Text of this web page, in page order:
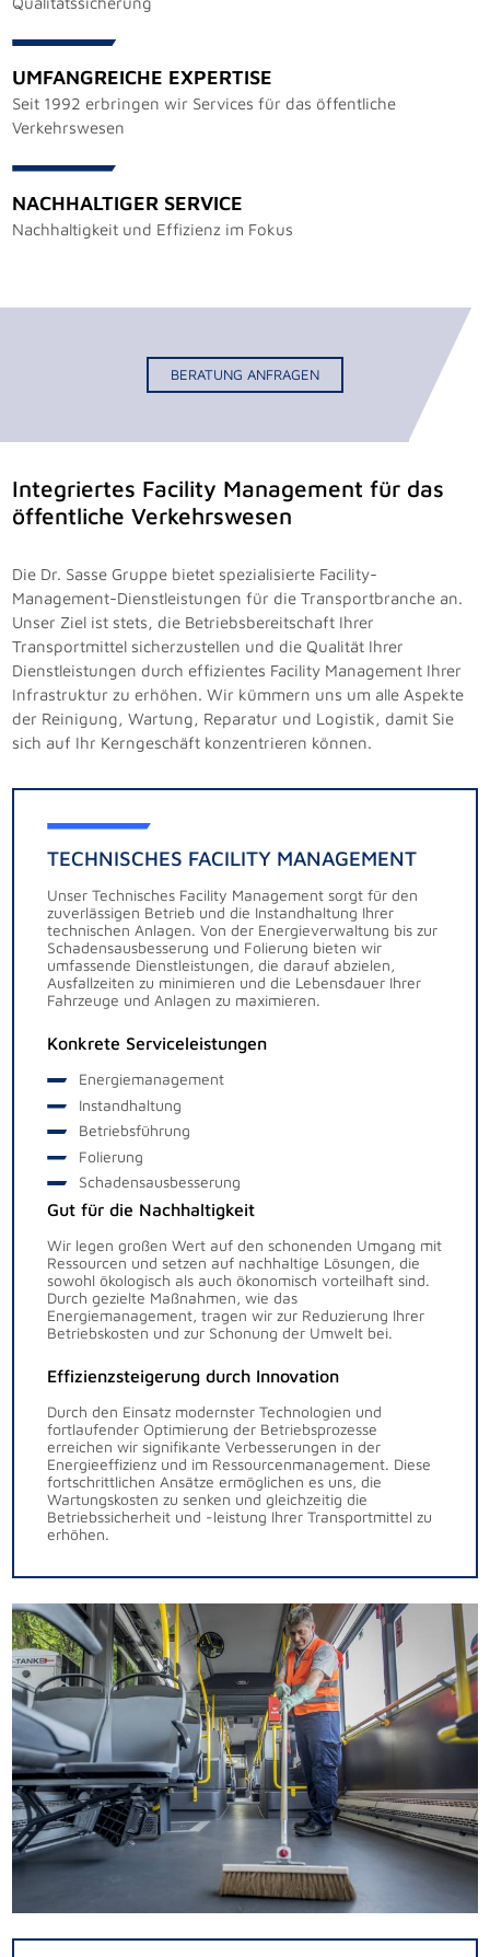
UMFANGREICHE EXPERTISE
Seit 1992 erbringen wir Services für das öffentliche
Verkehrswesen
NACHHALTIGER SERVICE
Nachhaltigkeit und Effizienz im Fokus
BERATUNG ANFRAGEN
Integriertes Facility Management für das
öffentliche Verkehrswesen
Die Dr. Sasse Gruppe bietet spezialisierte Facility-
Management-Dienstleistungen für die Transportbranche an.
Unser Ziel ist stets, die Betriebsbereitschaft Ihrer
Transportmittel sicherzustellen und die Qualität Ihrer
Dienstleistungen durch effizientes Facility Management Ihrer
Infrastruktur zu erhöhen. Wir kümmern uns um alle Aspekte
der Reinigung, Wartung, Reparatur und Logistik, damit Sie
sich auf Ihr Kerngeschäft konzentrieren können.
TECHNISCHES FACILITY MANAGEMENT
Unser Technisches Facility Management sorgt für den
zuverlässigen Betrieb und die Instandhaltung Ihrer
technischen Anlagen. Von der Energieverwaltung bis zur
Schadensausbesserung und Folierung bieten wir
umfassende Dienstleistungen, die darauf abzielen,
Ausfallzeiten zu minimieren und die Lebensdauer Ihrer
Fahrzeuge und Anlagen zu maximieren.
Konkrete Serviceleistungen
Energiemanagement
Instandhaltung
Betriebsführung
Folierung
Schadensausbesserung
Gut für die Nachhaltigkeit
Wir legen großen Wert auf den schonenden Umgang mit
Ressourcen und setzen auf nachhaltige Lösungen, die
sowohl ökologisch als auch ökonomisch vorteilhaft sind.
Durch gezielte Maßnahmen, wie das
Energiemanagement, tragen wir zur Reduzierung Ihrer
Betriebskosten und zur Schonung der Umwelt bei.
Effizienzsteigerung durch Innovation
Durch den Einsatz modernster Technologien und
fortlaufender Optimierung der Betriebsprozesse
erreichen wir signifikante Verbesserungen in der
Energieeffizienz und im Ressourcenmanagement. Diese
fortschrittlichen Ansätze ermöglichen es uns, die
Wartungskosten zu senken und gleichzeitig die
Betriebssicherheit und -leistung Ihrer Transportmittel zu
erhöhen.